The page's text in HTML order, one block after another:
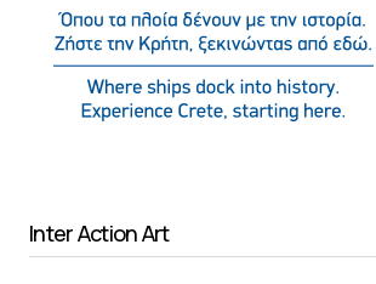
Inter Action Art